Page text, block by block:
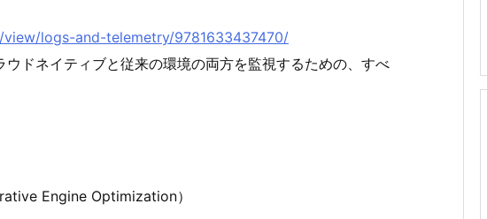
logs-and-telemetry/9781633437470/
ドネイティブと従来の環境の両方を監視するための、すべ
Engine Optimization）